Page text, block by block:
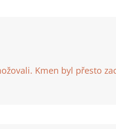
Kmen byl přesto